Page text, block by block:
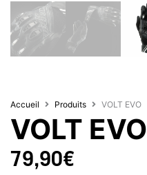
Accueil Produits VOLT EVO
VOLT EVO
79,90€